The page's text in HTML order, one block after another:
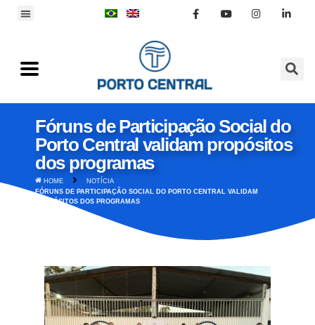
Fóruns de Participação Social do
Porto Central validam propósitos
dos programas
HOME
NOTÍCIA
FÓRUNS DE PARTICIPAÇÃO SOCIAL DO PORTO CENTRAL VALIDAM
PROPÓSITOS DOS PROGRAMAS